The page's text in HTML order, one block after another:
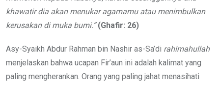
khawatir dia akan menukar agamamu atau menimbulkan
kerusakan di muka bumi.”(Ghafir: 26)
Asy-Syaikh Abdur Rahman bin Nashir as-Sa’di rahimahullah
menjelaskan bahwa ucapan Fir’aun ini adalah kalimat yang
paling mengherankan. Orang yang paling jahat menasihati